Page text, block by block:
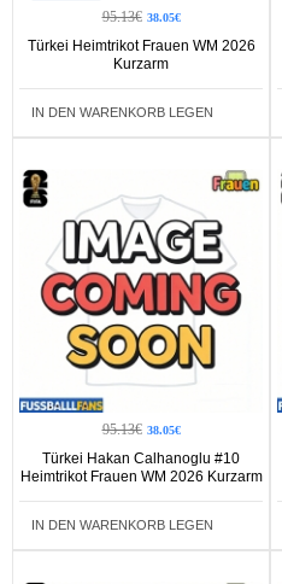
95.13€ 38.05€
Türkei Heimtrikot Frauen WM 2026
Kurzarm
IN DEN WARENKORB LEGEN
95.13€ 38.05€
Türkei Hakan Calhanoglu #10
Heimtrikot Frauen WM 2026 Kurzarm
IN DEN WARENKORB LEGEN